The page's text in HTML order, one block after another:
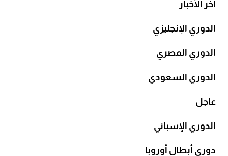
آخر الأخبار
الدوري الإنجليزي
الدوري المصري
الدوري السعودي
عاجل
الدوري الإسباني
دوري أبطال أوروبا